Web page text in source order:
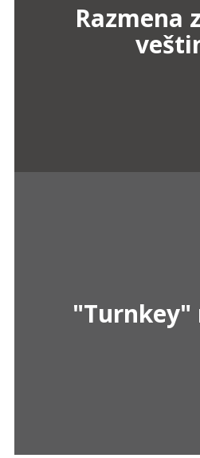
Razmena
"Turnkey"